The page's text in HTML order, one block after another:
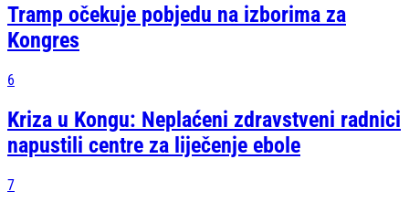
Tramp očekuje pobjedu na izborima za
Kongres
6
Kriza u Kongu: Neplaćeni zdravstveni radnici
napustili centre za liječenje ebole
7